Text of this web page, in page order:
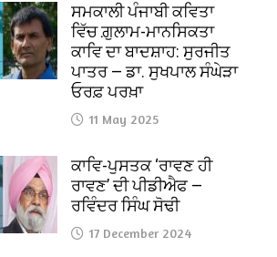
ਸਮਕਾਲੀ ਪੰਜਾਬੀ ਕਵਿਤਾ
ਵਿੱਚ ਗ਼ੁਲਾਮ-ਮਾਨਸਿਕਤਾ
ਕਾਵਿ ਦਾ ਬਾਦਸ਼ਾਹ: ਸੁਰਜੀਤ
ਪਾਤਰ — ਡਾ. ਸੁਖਪਾਲ ਸੰਘੇੜਾ
ਓਰਫ਼ ਪਰਖ਼ਾ
11 May 2025
ਕਾਵਿ-ਪੁਸਤਕ ‘ਰਾਵਣ ਹੀ
ਰਾਵਣ’ ਦੀ ਪੀਡੀਐਫ —
ਰਵਿੰਦਰ ਸਿੰਘ ਸੋਢੀ
17 December 2024